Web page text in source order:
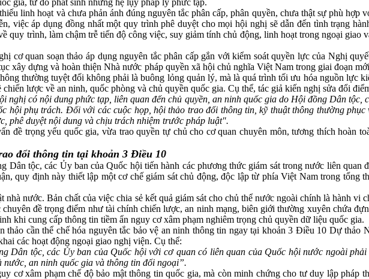
linh hoạt và chưa phản ánh đúng nguyên tắc phân cấp, phân quyền, chưa thật sự phù hợp
việc áp dụng đồng nhất một quy trình phê duyệt cho mọi hội nghị sẽ dẫn đến tình trạng
quy trình, làm chậm trễ tiến độ công việc, suy giảm tính chủ động, linh hoạt trong ngoại giao
cơ quan soạn thảo áp dụng nguyên tắc phân cấp gắn với kiểm soát quyền lực của Nghị
xây dựng và hoàn thiện Nhà nước pháp quyền xã hội chủ nghĩa Việt Nam trong giai đoạn
thường tuyệt đối không phải là buông lỏng quản lý, mà là quá trình tối ưu hóa nguồn lực
lược về an ninh, quốc phòng và chủ quyền quốc gia. Cụ thể, tác giả kiến nghị sửa đổi
có nội dung phức tạp, liên quan đến chủ quyền, an ninh quốc gia do Hội đồng Dân tộc,
hội phụ trách. Đối với các cuộc họp, hội thảo trao đổi thông tin, kỹ thuật thông thường
phê duyệt nội dung và chịu trách nhiệm trước pháp luật".
đề trọng yếu quốc gia, vừa trao quyền tự chủ cho cơ quan chuyên môn, tương thích hoàn
đổi thông tin tại khoản 3 Điều 10
tộc, các Ủy ban của Quốc hội tiến hành các phương thức giám sát trong nước liên quan
quy định này thiết lập một cơ chế giám sát chủ động, độc lập từ phía Việt Nam trong tổng
nước. Bản chất của việc chia sẻ kết quả giám sát cho chủ thể nước ngoài chính là hành
đề trọng điểm như tài chính chiến lược, an ninh mạng, biên giới thường xuyên chứa
khi cung cấp thông tin tiềm ẩn nguy cơ xâm phạm nghiêm trọng chủ quyền dữ liệu quốc gia.
cần thể chế hóa nguyên tắc bảo vệ an ninh thông tin ngay tại khoản 3 Điều 10 Dự thảo
các hoạt động ngoại giao nghị viện. Cụ thể:
Dân tộc, các Ủy ban của Quốc hội với cơ quan có liên quan của Quốc hội nước ngoài
nước, an ninh quốc gia và thông tin đối ngoại”.
cơ xâm phạm chế độ bảo mật thông tin quốc gia, mà còn minh chứng cho tư duy lập pháp